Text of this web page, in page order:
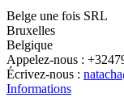
Belge une fois SRL
Bruxelles
Belgique
Appelez-nous :
Écrivez-nous :
Informations